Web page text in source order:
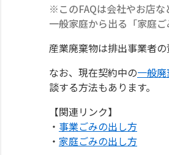
※このFAQは会社やお店
一般家庭から出る「家庭
産業廃棄物は排出事業者
なお、現在契約中の一般
談する方法もあります。
【関連リンク】
・ 事業ごみの出し方
・ 家庭ごみの出し方